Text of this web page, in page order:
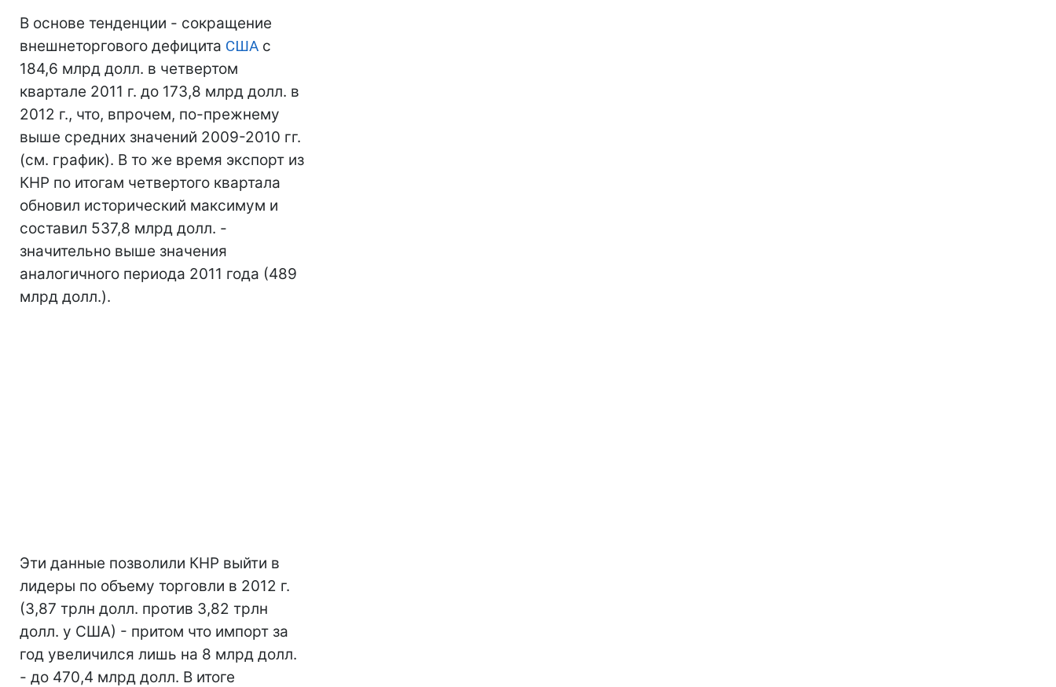
В основе тенденции - сокращение
внешнеторгового дефицита США с
184,6 млрд долл. в четвертом
квартале 2011 г. до 173,8 млрд долл. в
2012 г., что, впрочем, по-прежнему
выше средних значений 2009-2010 гг.
(см. график). В то же время экспорт из
КНР по итогам четвертого квартала
обновил исторический максимум и
составил 537,8 млрд долл. -
значительно выше значения
аналогичного периода 2011 года (489
млрд долл.).
Эти данные позволили КНР выйти в
лидеры по объему торговли в 2012 г.
(3,87 трлн долл. против 3,82 трлн
долл. у США) - притом что импорт за
год увеличился лишь на 8 млрд долл.
- до 470,4 млрд долл. В итоге